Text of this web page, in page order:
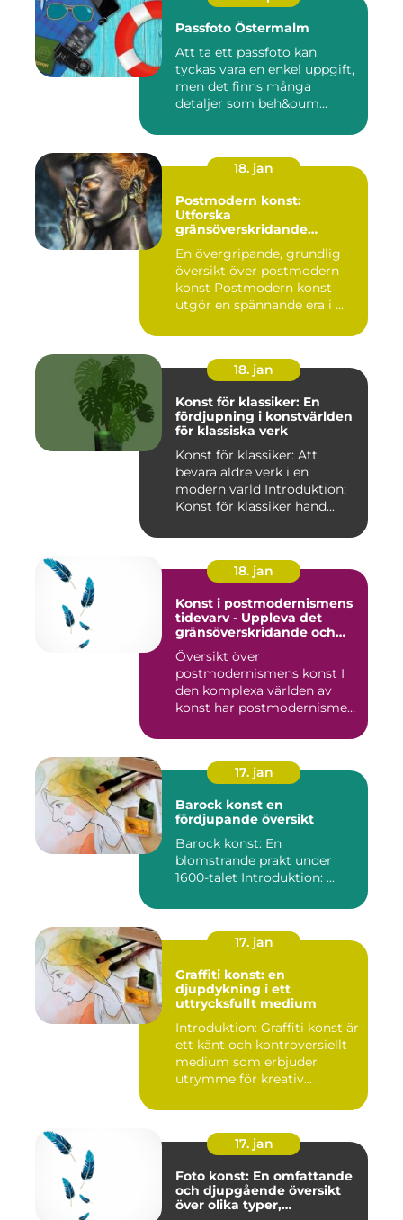
Passfoto Östermalm
Att ta ett passfoto kan
tyckas vara en enkel uppgift,
men det finns många
detaljer som beh&oum...
18. jan
Postmodern konst:
Utforska
gränsöverskridande
En övergripande, grundlig
översikt över postmodern
konst Postmodern konst
utgör en spännande era i ...
18. jan
Konst för klassiker: En
fördjupning i konstvärlden
för klassiska verk
Konst för klassiker: Att
bevara äldre verk i en
modern värld Introduktion:
Konst för klassiker hand...
18. jan
Konst i postmodernismens
tidevarv - Uppleva det
gränsöverskridande och
mångfacetterade
Översikt över
postmodernismens konst I
den komplexa världen av
konst har postmodernismen
17. jan
Barock konst en
fördjupande översikt
Barock konst: En
blomstrande prakt under
1600-talet Introduktion: ...
17. jan
Graffiti konst: en
djupdykning i ett
uttrycksfullt medium
Introduktion: Graffiti konst är
ett känt och kontroversiellt
medium som erbjuder
utrymme för kreativ...
17. jan
Foto konst: En omfattande
och djupgående översikt
över olika typer,